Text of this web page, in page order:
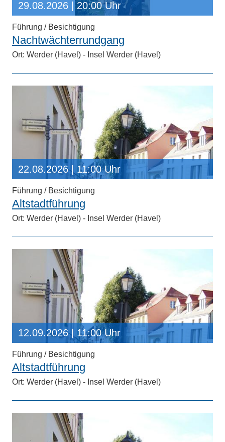
29.08.2026 | 20:00 Uhr
Führung / Besichtigung
Nachtwächterrundgang
Ort: Werder (Havel) - Insel Werder (Havel)
22.08.2026| 11:00 Uhr
Führung / Besichtigung
Altstadtführung
Ort: Werder (Havel) - Insel Werder (Havel)
12.09.2026| 11:00 Uhr
Führung / Besichtigung
Altstadtführung
Ort: Werder (Havel) - Insel Werder (Havel)